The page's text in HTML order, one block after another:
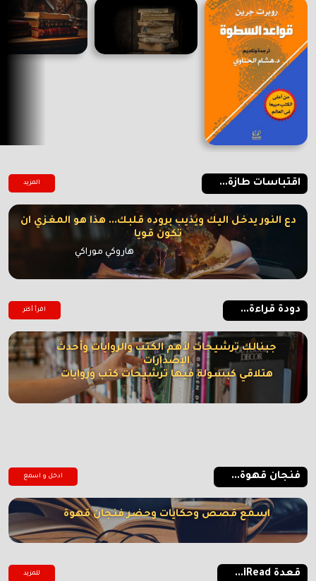
اقتباسات طازة... المزيد
دع النور يدخل اليك ويذيب بروده قلبك... هذا هو المغزي ان
تكون قويا
هاروكي موراكي
دودة قراءة... اقرأ أكتر
جبنالك ترشيحات لأهم الكتب والروايات وأحدث
الإصدارات
هتلاقي كبسولة فيها ترشيحات كتب وروايات
فنجان قهوة... ادخل و اسمع
اسمع قصص وحكايات وحضر فنجان قهوة
قعدة iRead... للمزيد